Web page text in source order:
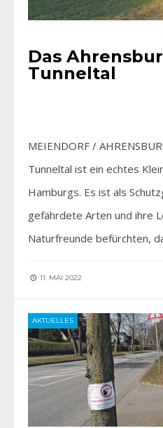
Das
Tunneltal
MEIENDORF /
Tunneltal ist ein echtes
Hamburgs. Es ist als
gefährdete Arten und ihre
Naturfreunde befürchten,
11. MAI 2022
AKTUELLES